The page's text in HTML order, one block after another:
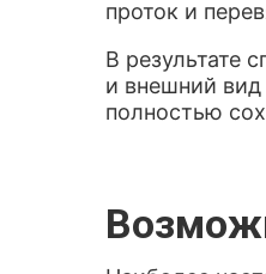
проток и
В результате
и внешний вид
полностью